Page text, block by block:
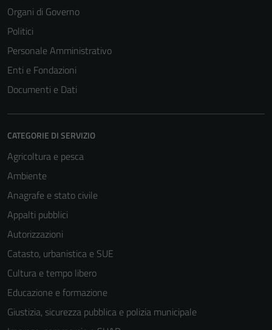
Organi di Governo
Politici
Personale Amministrativo
Enti e Fondazioni
Documenti e Dati
CATEGORIE DI SERVIZIO
Agricoltura e pesca
Ambiente
Anagrafe e stato civile
Appalti pubblici
Autorizzazioni
Catasto, urbanistica e SUE
Cultura e tempo libero
Educazione e formazione
Giustizia, sicurezza pubblica e polizia municipale